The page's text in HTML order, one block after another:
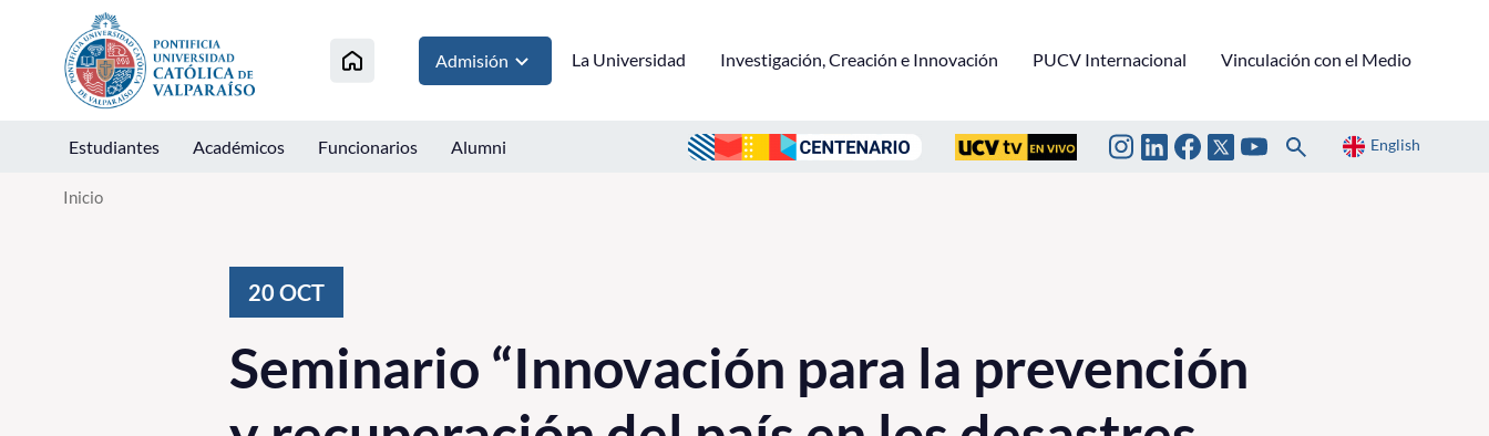
Click acá para ir directamente al contenido
Admisión La Universidad Investigación, Creación e Innovación PUCV Internacional Vinculación con el Medio
Estudiantes Académicos Funcionarios Alumni English
Inicio
20 OCT
Seminario “Innovación para la prevención